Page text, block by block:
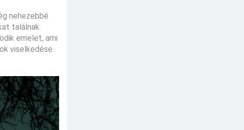
nehezebbé
találnak.
emelet, ami
viselkedése